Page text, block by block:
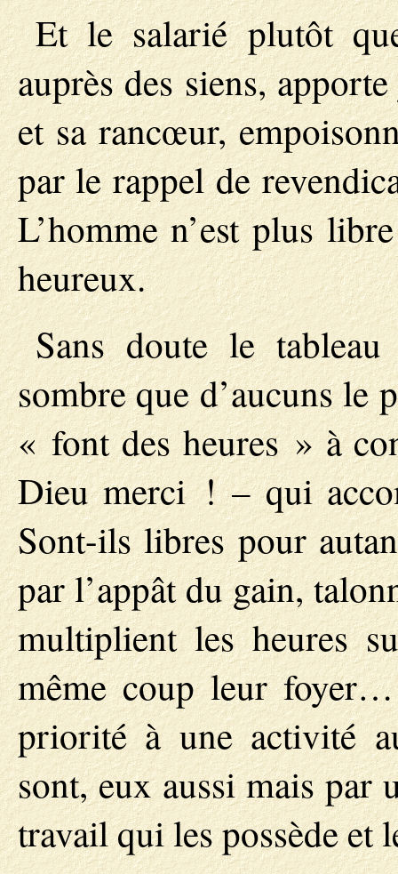
Et le salarié plutôt
auprès des siens,
et sa rancœur,
par le rappel de
L’homme n’est plus
heureux.
Sans doute le
sombre que d’aucuns le
« font des heures » à
Dieu merci ! – qui
Sont-ils libres pour
par l’appât du gain,
multiplient les heures
même coup leur
priorité à une activité
sont, eux aussi mais par
travail qui les possède et